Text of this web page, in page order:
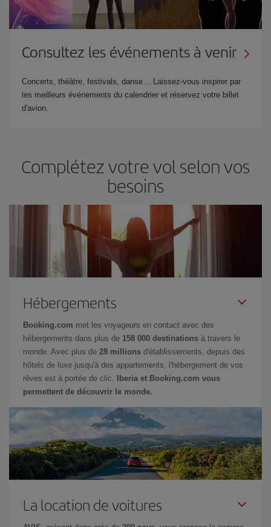
Consultez les événements à venir
Concerts, théâtre, festivals, danse… Laissez-vous inspirer par
les meilleurs événements du calendrier et réservez votre billet
d'avion.
Complétez votre vol selon vos
besoins
Hébergements
Booking.com met les voyageurs en contact avec des
hébergements dans plus de 158 000 destinations à travers le
monde. Avec plus de 28 millions d'établissements, depuis des
hôtels de luxe jusqu'à des appartements, l'hébergement de vos
rêves est à portée de clic.
Iberia et Booking.com vous
permettent de découvrir le monde.
La location de voitures